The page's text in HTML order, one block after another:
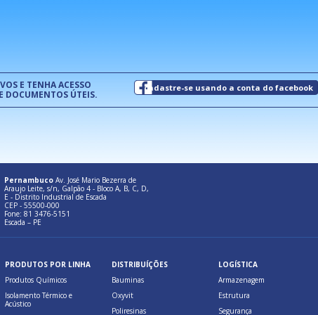
E TENHA ACESSO
DOCUMENTOS ÚTEIS.
cadastre-se usando a conta do facebook
Pernambuco Av. José Mario Bezerra de
Araujo Leite, s/n, Galpão 4 - Bloco A, B, C, D,
E - Distrito Industrial de Escada
CEP - 55500-000
Fone: 81 3476-5151
Escada – PE
PRODUTOS POR LINHA
Produtos Químicos
Isolamento Térmico e
Acústico
DISTRIBUÍÇÕES
Bauminas
Oxyvit
Poliresinas
LOGÍSTICA
Armazenagem
Estrutura
Segurança